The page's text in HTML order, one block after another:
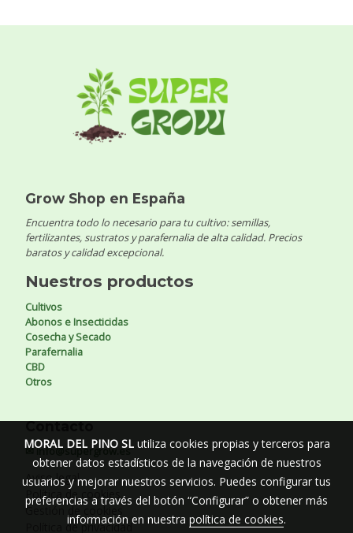
Grow Shop en España
Encuentra todo lo necesario para tu cultivo: semillas,
fertilizantes, sustratos y parafernalia de alta calidad. Precios
baratos y calidad excepcional.
Nuestros productos
Cultivos
Abonos e Insecticidas
Cosecha y Secado
Parafernalia
CBD
Otros
Contacto
✉ info@supergrow.es
Aviso legal
Política de cookies
Gestión de cookies
Política de privacidad
MORAL DEL PINO SLutiliza cookies propias y terceros para
obtener datos estadísticos de la navegación de nuestros
usuarios y mejorar nuestros servicios. Puedes configurar tus
preferencias a través del botón “Configurar” o obtener más
información en nuestra política de cookies.